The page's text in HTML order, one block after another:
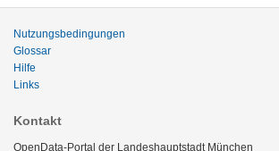
Nutzungsbedingungen
Glossar
Hilfe
Links
Kontakt
OpenData-Portal der Landeshauptstadt München